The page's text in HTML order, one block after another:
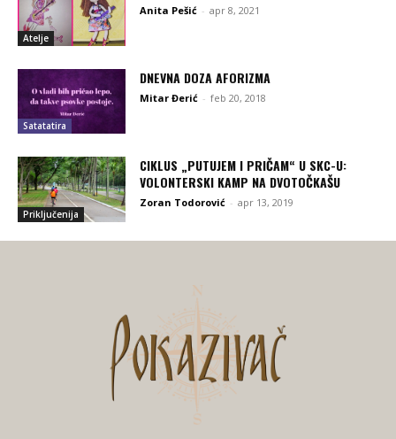
Atelje
Anita Pešić - apr 8, 2021
Satatatira
DNEVNA DOZA AFORIZMA
Mitar Đerić - feb 20, 2018
Priključenija
CIKLUS „PUTUJEM I PRIČAM“ U SKC-U:
VOLONTERSKI KAMP NA DVOTOČKAŠU
Zoran Todorović - apr 13, 2019